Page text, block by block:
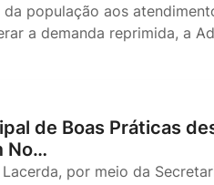
população aos
a demanda reprimida, a
de Boas Práticas
No…
por meio da